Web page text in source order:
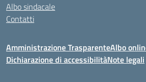
Albo sindacale
Contatti
Amministrazione TrasparenteAlbo
Dichiarazione di accessibilitàNote legali